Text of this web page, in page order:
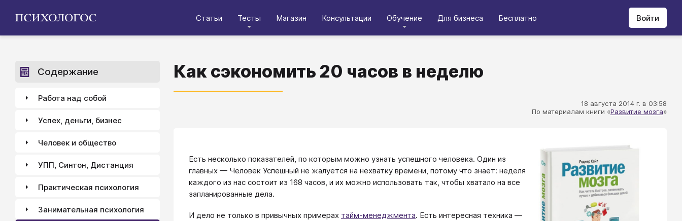
Статьи Тесты Магазин Консультации Обучение Для бизнеса Бесплатно Войти
Как сэкономить 20 часов в неделю
18 августа 2014 г. в 03:58
По материалам книги «Развитие мозга»
Есть несколько показателей, по которым можно узнать успешного человека. Один из
главных — Человек Успешный не жалуется на нехватку времени, потому что знает: неделя
каждого из нас состоит из 168 часов, и их можно использовать так, чтобы хватало на все
запланированные дела.
И дело не только в привычных примерах тайм-менеджмента. Есть интересная техника —
Содержание
Работа над собой
Успех, деньги, бизнес
Человек и общество
УПП, Синтон, Дистанция
Практическая психология
Занимательная психология